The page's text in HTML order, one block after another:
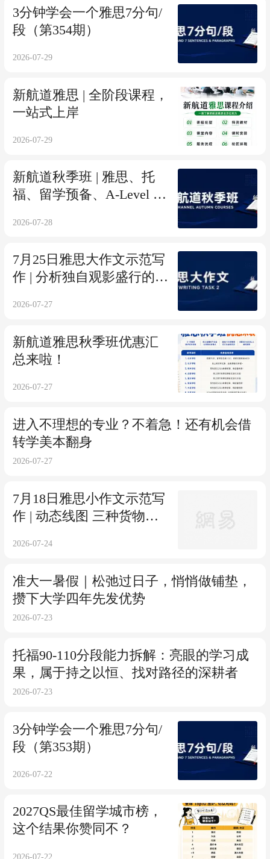
3分钟学会一个雅思7分句/
段（第354期）
2026-07-29
新航道雅思 | 全阶段课程，
一站式上岸
2026-07-29
新航道秋季班 | 雅思、托
福、留学预备、A-Level 等
2026-07-28
7月25日雅思大作文示范写
作 | 分析独自观影盛行的原
2026-07-27
新航道雅思秋季班优惠汇
总来啦！
2026-07-27
进入不理想的专业？不着急！还有机会借
转学美本翻身
2026-07-27
7月18日雅思小作文示范写
作 | 动态线图 三种货物运
2026-07-24
准大一暑假｜松弛过日子，悄悄做铺垫，
攒下大学四年先发优势
2026-07-23
托福90-110分段能力拆解：亮眼的学习成
果，属于持之以恒、找对路径的深耕者
2026-07-23
3分钟学会一个雅思7分句/
段（第353期）
2026-07-22
2027QS最佳留学城市榜，
这个结果你赞同不？
2026-07-22